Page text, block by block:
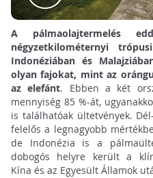
A pálmaolajtermelés
négyzetkilométernyi
Indonéziában és
olyan fajokat, mint az
az elefánt. Ebben a két
mennyiség 85 %-át,
is találhatóak ültetvények.
felelős a legnagyobb
de Indonézia is a
dobogós helyre került a
Kína és az Egyesült Államok